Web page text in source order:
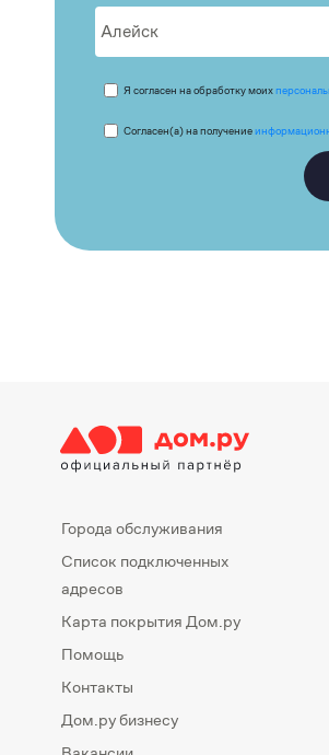
Я согласен на обработку моих
Согласен(а) на получение
Города обслуживания
Список подключенных
адресов
Карта покрытия Дом.ру
Помощь
Контакты
Дом.ру бизнесу